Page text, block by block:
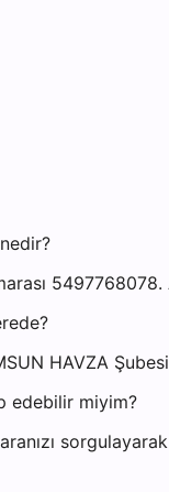
5497768078.
HAVZA
edebilir miyim?